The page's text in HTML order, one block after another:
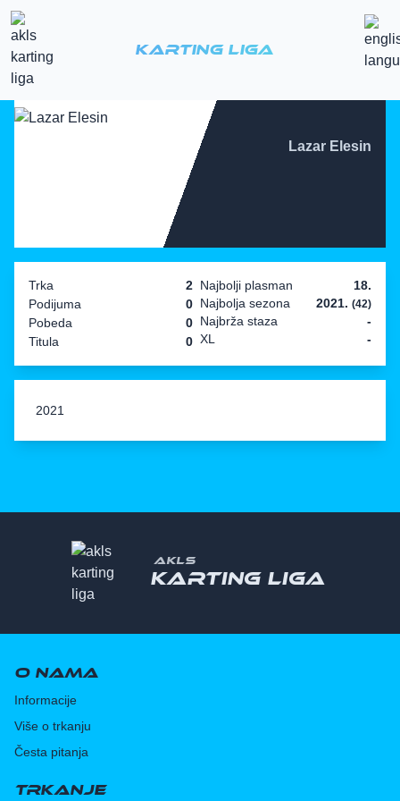
Karting Liga
Lazar Elesin
Trka
2
Podijuma
0
Pobeda
0
Titula
0
Najbolji plasman
18.
Najbolja sezona
2021. (42)
Najbrža staza
-
XL
-
2021
AKLS
Karting liga
O nama
Informacije
Više o trkanju
Česta pitanja
Trkanje